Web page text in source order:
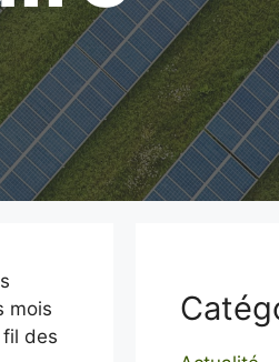
mois
des